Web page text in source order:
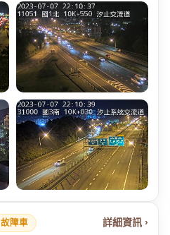
故障車 詳細資訊 ›